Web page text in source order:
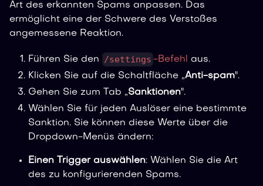
Art des erkannten Spams anpassen. Das
ermöglicht eine der Schwere des Verstoßes
angemessene Reaktion.
Führen Sie den /settings -Befehl aus.
Klicken Sie auf die Schaltfläche „Anti-spam".
Gehen Sie zum Tab „Sanktionen".
Wählen Sie für jeden Auslöser eine bestimmte
Sanktion. Sie können diese Werte über die
Dropdown-Menüs ändern:
Einen Trigger auswählen: Wählen Sie die Art
des zu konfigurierenden Spams.